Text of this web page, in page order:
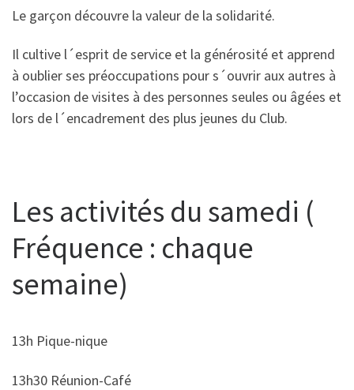
Le garçon découvre la valeur de la solidarité.
Il cultive l´esprit de service et la générosité et apprend
à oublier ses préoccupations pour s´ouvrir aux autres à
l’occasion de visites à des personnes seules ou âgées et
lors de l´encadrement des plus jeunes du Club.
Les activités du samedi (​
Fréquence : chaque
semaine)
13h Pique-nique
13h30 Réunion-Café